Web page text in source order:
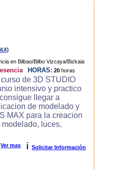
HORAS: 20 horas
curso de 3D STUDIO
intensivo y practico
llegar a
de modelado y
MAX para la creacion
luces,
Ver mas i Solicitar Información